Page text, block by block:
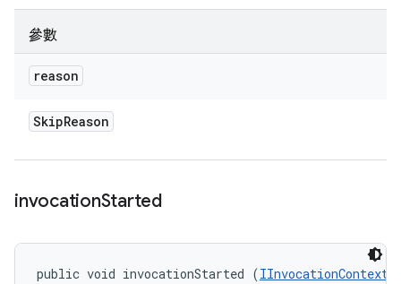
參數
reason
SkipReason
invocationStarted
public void invocationStarted (IInvocationContext